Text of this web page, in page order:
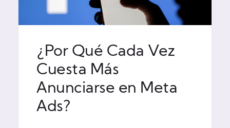
¿Por Qué Cada Vez
Cuesta Más
Anunciarse en Meta
Ads?